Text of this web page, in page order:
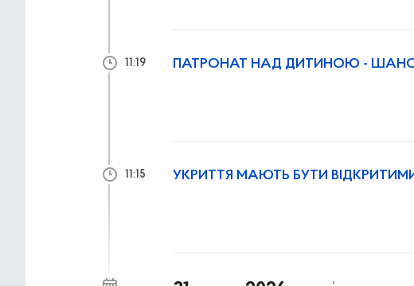
ПАТРОНАТ НАД ДИТИНОЮ - ШАНС
11:19
УКРИТТЯ МАЮТЬ БУТИ
11:15